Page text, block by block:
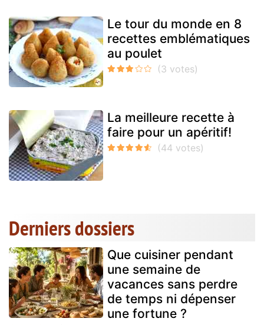
Le tour du monde en 8
recettes emblématiques
au poulet
La meilleure recette à
faire pour un apéritif!
Derniers dossiers
Que cuisiner pendant
une semaine de
vacances sans perdre
de temps ni dépenser
une fortune ?